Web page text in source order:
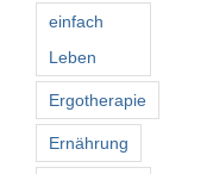
einfach
Leben
Ergotherapie
Ernährung